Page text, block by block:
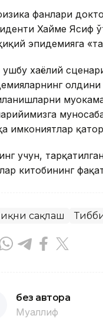
фанлари
Хайме Ясиф
эпидемияга
ушбу хаёлий
имкониятлар
учун,
китобининг
сақлаш
без автора
Муаллиф